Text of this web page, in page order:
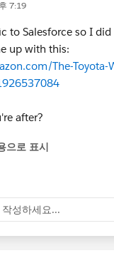
7:19
to Salesforce so I
up with this:
The-Toyota-
after?
으로 표시
성하세요...